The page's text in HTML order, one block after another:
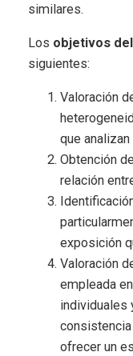
similares.
Los objetivos
siguientes:
Valoración
que
Obtención
relación
exposición
Valoración
empleada
individuales
ofrecer un